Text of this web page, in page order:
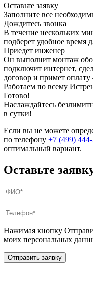
Оставьте заявку
Заполните все
Дождитесь звонка
В течение нескольких
подберет удобное время
Приедет инженер
Он выполнит монтаж
подключит интернет,
договор и примет
Работаем по всему
Готово!
Наслаждайтесь
в сутки!
Если вы не можете
по телефону +7 (499)
оптимальный вариант.
Оставьте
Нажимая кнопку
моих персональных
Отправить заявку